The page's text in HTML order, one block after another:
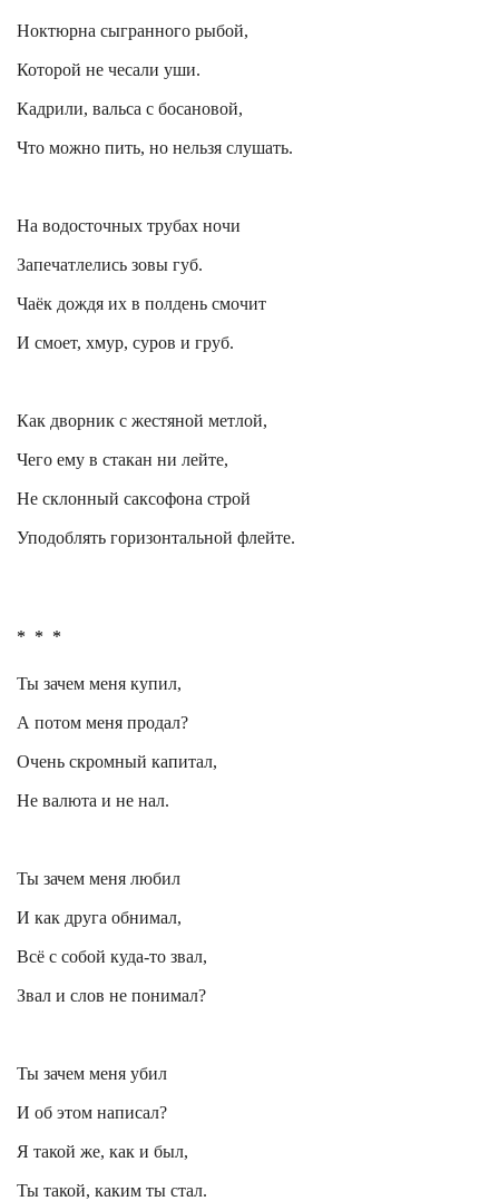
Ноктюрна сыгранного рыбой,
Которой не чесали уши.
Кадрили, вальса с босановой,
Что можно пить, но нельзя слушать.
На водосточных трубах ночи
Запечатлелись зовы губ.
Чаёк дождя их в полдень смочит
И смоет, хмур, суров и груб.
Как дворник с жестяной метлой,
Чего ему в стакан ни лейте,
Не склонный саксофона строй
Уподоблять горизонтальной флейте.
* * *
Ты зачем меня купил,
А потом меня продал?
Очень скромный капитал,
Не валюта и не нал.
Ты зачем меня любил
И как друга обнимал,
Всё с собой куда-то звал,
Звал и слов не понимал?
Ты зачем меня убил
И об этом написал?
Я такой же, как и был,
Ты такой, каким ты стал.